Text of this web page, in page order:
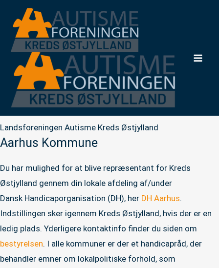
indholdet
Landsforeningen Autisme Kreds Østjylland
Aarhus Kommune
Du har mulighed for at blive repræsentant for Kreds
Østjylland gennem din lokale afdeling af/under
Dansk Handicaporganisation (DH), her DH Aarhus.
Indstillingen sker igennem Kreds Østjylland, hvis der er en
ledig plads. Yderligere kontaktinfo finder du siden om
bestyrelsen. I alle kommuner er der et handicapråd, der
behandler emner om lokalpolitiske forhold, som